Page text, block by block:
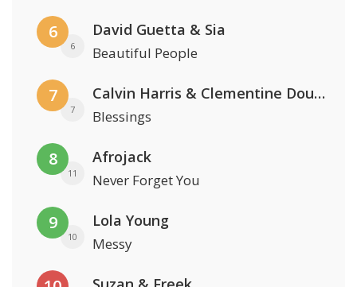
6
6
David Guetta & Sia
Beautiful People
7
7
Calvin Harris & Clementine Douglas
Blessings
8
11
Afrojack
Never Forget You
9
10
Lola Young
Messy